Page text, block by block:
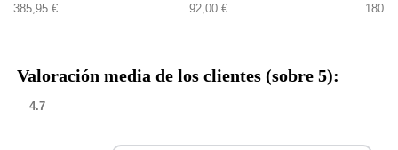
385,95 € 92,00 €
Valoración media de los clientes (sobre 5):
4.7